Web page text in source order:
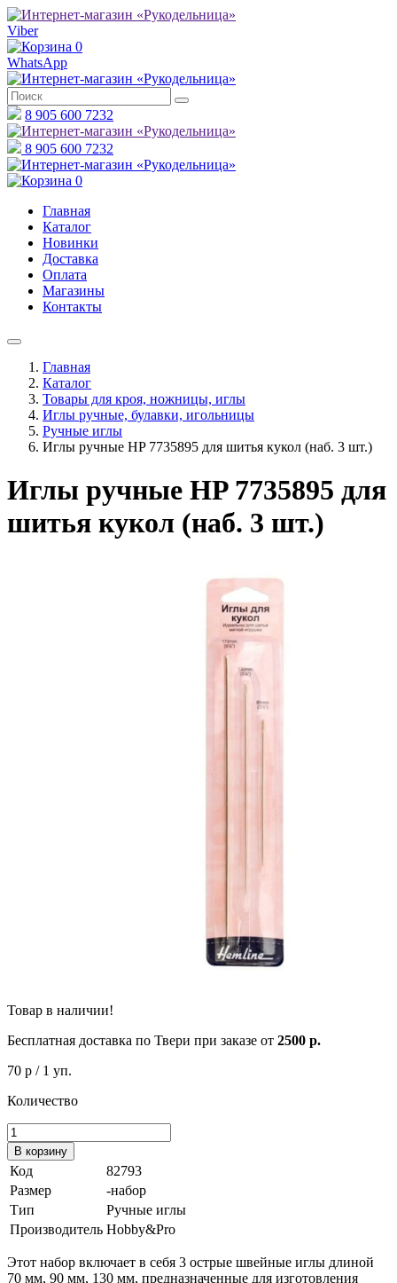
Viber
0
WhatsApp
8 905 600 7232
8 905 600 7232
0
Главная
Каталог
Новинки
Доставка
Оплата
Магазины
Контакты
Главная
Каталог
Товары для кроя, ножницы, иглы
Иглы ручные, булавки, игольницы
Ручные иглы
Иглы ручные HP 7735895 для шитья кукол (наб. 3 шт.)
Иглы ручные HP 7735895 для
шитья кукол (наб. 3 шт.)
Товар в наличии!
Бесплатная доставка по Твери при заказе от 2500 р.
70 р / 1 уп.
Количество
В корзину
Код
82793
Размер
-набор
Тип
Ручные иглы
Производитель Hobby&Pro
Этот набор включает в себя 3 острые швейные иглы длиной
70 мм, 90 мм, 130 мм, предназначенные для изготовления